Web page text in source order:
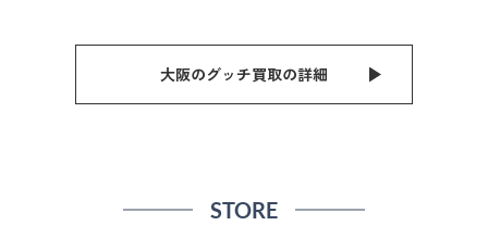
大阪のグッチ買取の詳細
STORE